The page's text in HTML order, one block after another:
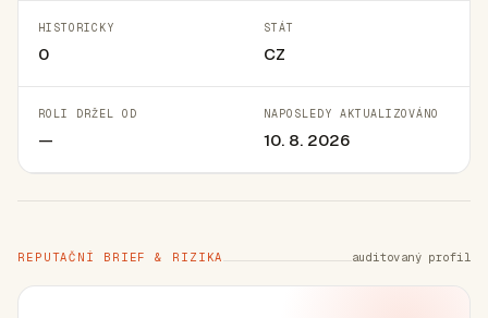
HISTORICKY
0
STÁT
CZ
ROLI DRŽEL OD
—
NAPOSLEDY AKTUALIZOVÁNO
10. 8. 2026
REPUTAČNÍ BRIEF & RIZIKA auditovaný profil